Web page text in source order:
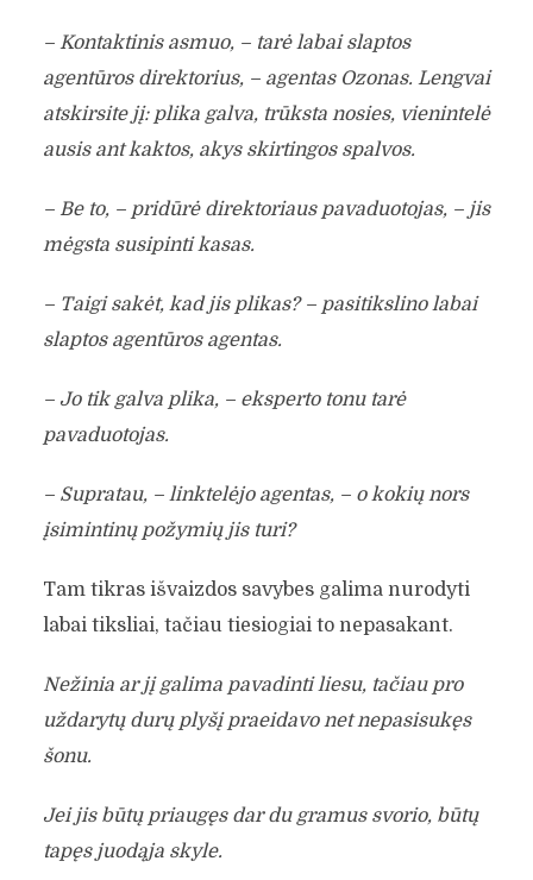
– Kontaktinis asmuo, – tarė labai slaptos
agentūros direktorius, – agentas Ozonas. Lengvai
atskirsite jį: plika galva, trūksta nosies, vienintelė
ausis ant kaktos, akys skirtingos spalvos.
– Be to, – pridūrė direktoriaus pavaduotojas, – jis
mėgsta susipinti kasas.
– Taigi sakėt, kad jis plikas? – pasitikslino labai
slaptos agentūros agentas.
– Jo tik galva plika, – eksperto tonu tarė
pavaduotojas.
– Supratau, – linktelėjo agentas, – o kokių nors
įsimintinų požymių jis turi?
Tam tikras išvaizdos savybes galima nurodyti
labai tiksliai, tačiau tiesiogiai to nepasakant.
Nežinia ar jį galima pavadinti liesu, tačiau pro
uždarytų durų plyšį praeidavo net nepasisukęs
šonu.
Jei jis būtų priaugęs dar du gramus svorio, būtų
tapęs juodąja skyle.